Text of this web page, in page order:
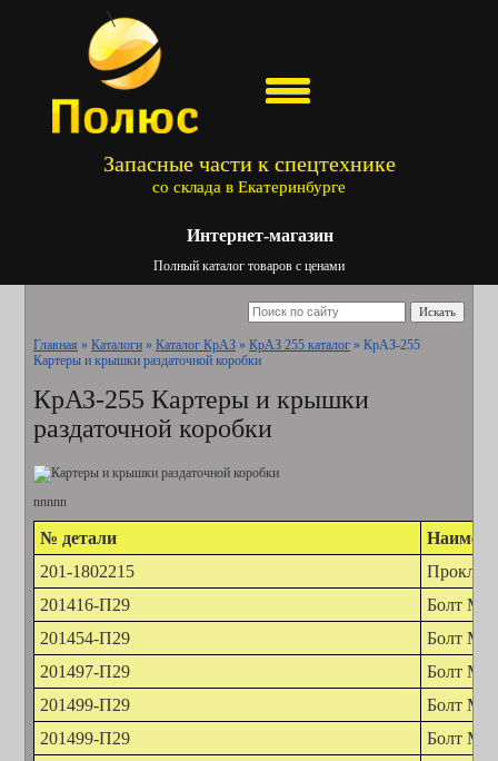
Запасные части к спецтехнике
со склада в Екатеринбурге
Интернет-магазин
Полный каталог товаров с ценами
Искать
Главная » Каталоги » Каталог КрАЗ » КрАЗ 255 каталог » КрАЗ-255
Картеры и крышки раздаточной коробки
КрАЗ-255 Картеры и крышки
раздаточной коробки
nnnnn
№ детали
201-1802215
201416-П29
Болт
201454-П29
Болт
201497-П29
Болт
201499-П29
Болт
201499-П29
Болт